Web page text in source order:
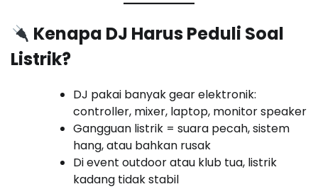
Kenapa DJ Harus Peduli Soal
Listrik?
DJ pakai banyak gear elektronik:
controller, mixer, laptop, monitor speaker
Gangguan listrik = suara pecah, sistem
hang, atau bahkan rusak
Di event outdoor atau klub tua, listrik
kadang tidak stabil